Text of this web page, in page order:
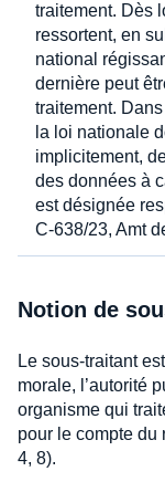
traitement. Dès
ressortent, en
national
dernière peut
traitement.
la loi nationale
implicitement,
des données à
est désignée
C-638/23, Amt
Notion de
Le sous-traitant
morale, l’autorité
organisme qui
pour le compte du
4, 8).